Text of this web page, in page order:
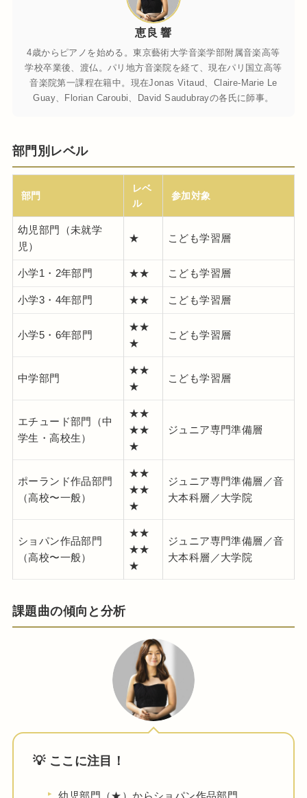
恵良 響
4歳からピアノを始める。東京藝術大学音楽学部附属音楽高等
学校卒業後、渡仏。パリ地方音楽院を経て、現在パリ国立高等
音楽院第一課程在籍中。現在Jonas Vitaud、Claire-Marie Le
Guay、Florian Caroubi、David Saudubrayの各氏に師事。
部門別レベル
部門
レベ
ル
参加対象
幼児部門（未就学
児）
★ こども学習層
小学1・2年部門 ★★ こども学習層
小学3・4年部門 ★★ こども学習層
小学5・6年部門
★★
★
こども学習層
中学部門
★★
★
こども学習層
エチュード部門（中
学生・高校生）
★★
★★
★
ジュニア専門準備層
ポーランド作品部門
（高校〜一般）
★★
★★
★
ジュニア専門準備層／音
大本科層／大学院
ショパン作品部門
（高校〜一般）
★★
★★
★
ジュニア専門準備層／音
大本科層／大学院
課題曲の傾向と分析
💡 ここに注目！
幼児部門（★）からショパン作品部門